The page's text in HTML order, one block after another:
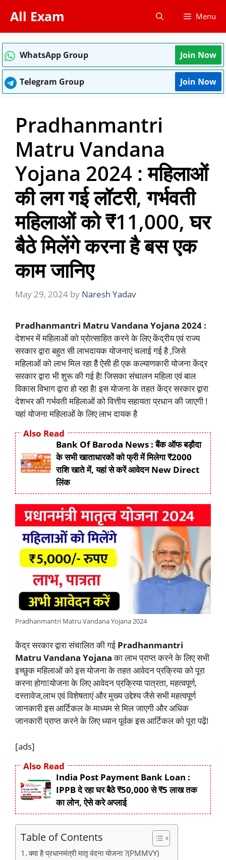
content
All Exam Menu
WhatsApp Group Join Now
Telegram Group Join Now
Pradhanmantri
Matru Vandana
Yojana 2024 : महिलाओं
की लग गई लॉटरी, गर्भवती
महिलाओं को ₹11,000, घर
बैठे मिलेंगे करना है बस एक
काम जानिए
May 29, 2024 by Naresh Yadav
Pradhanmantri Matru Vandana Yojana 2024 :
देशभर में महिलाओं को प्रोत्साहित करने के लिए केंद्रीय एवं राज्य
सरकार द्वारा बहुत सी लाभदायक योजनाएं चलाई गई है ,जिसे
महिलाओं को लाभ मिल रहा हैै ऐसी ही एक कल्याणकारी योजना केंद्र
सरकार द्वारा भी शुरू की गई है! जिसका संचालन महिला एवं बाल
विकास विभाग द्वारा हो रहा है! इस योजना के तहत केंद्र सरकार द्वारा
देशभर की गर्भवती महिलाओं को वित्तीय सहायता प्रधान की जाएगी !
यहां योजना महिलाओं के लिए लाभ दायक है
Also Read
Bank Of Baroda News : बैंक ऑफ बड़ौदा
के सभी खाताधारकों को फ्री में मिलेगा ₹2000
राशि खाते में, यहां से करें आवेदन New Direct
लिंक
Pradhanmantri Matru Vandana Yojana 2024
केंद्र सरकार द्वारा संचालित की गई Pradhanmantri
Matru Vandana Yojanaका लाभ प्राप्त करने के लिए सभी
इच्छुक महिलाओं को इस योजना के तहत आवेदन प्रक्रिया को पूरा
करना होगा!योजना के लिए आवेदन प्रक्रिया पात्रता, महत्वपूर्ण,
दस्तावेज,लाभ एवं विशेषताएं और मुख्य उद्देश्य जैसे सभी महत्वपूर्ण
जानकारी इस आर्टिकल के माध्यम से मिल जाएगी और अधिक
जानकारी प्राप्त करने के लिए ध्यान पूर्वक इस आर्टिकल को पूरा पढ़ें!
[ads]
Also Read
India Post Payment Bank Loan :
IPPB दे रहा घर बैठे ₹50,000 से ₹5 लाख तक
का लोन, ऐसे करे अप्लाई
Table of Contents
क्या है प्रधानमंत्री मातृ वंदना योजना ?(PMMVY)